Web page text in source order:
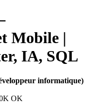
Mobile |
IA, SQL
informatique)
OK